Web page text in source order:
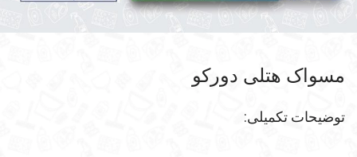
مسواک هتلی دورکو
توضیحات تکمیلی: